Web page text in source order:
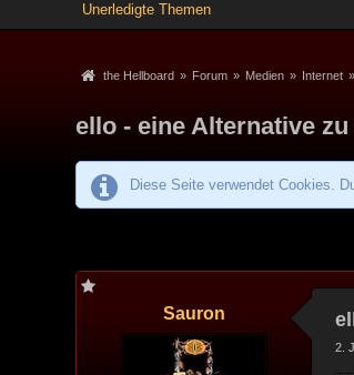
Unerledigte Themen
the Hellboard » Forum » Medien » Internet »
ello - eine Alternative
Diese Seite verwendet Cookies.
Sauron
2.